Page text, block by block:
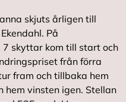
skjuts årligen till
På
skyttar kom till start och
från förra
fram och tillbaka hem
hem vinsten igen. Stellan